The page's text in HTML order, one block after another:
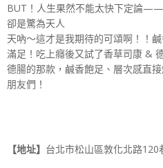
BUT！人生果然不能太快下定論——
卻是驚為天人
天吶～這才是我期待的可頌啊！！
滿足！吃上癮後又試了香草司康 &
德腸的那款，鹹香飽足、層次感直
朋友們！
【地址】 台北市松山區敦化北路120